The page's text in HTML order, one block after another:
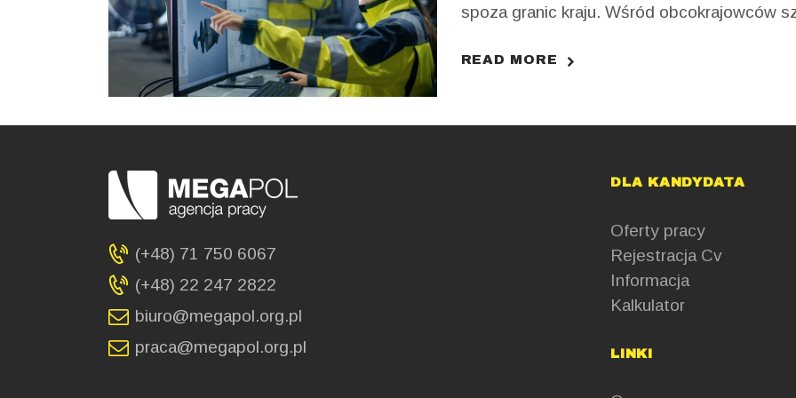
spoza granic kraju. Wśród obcokrajowców
cieszą się dobrą opinią, jako robotnicy u
READ MORE
(+48) 71 750 6067
(+48) 22 247 2822
biuro@megapol.org.pl
praca@megapol.org.pl
DLA KANDYDATA
Oferty pracy
Rejestracja Cv
Informacja
Kalkulator
LINKI